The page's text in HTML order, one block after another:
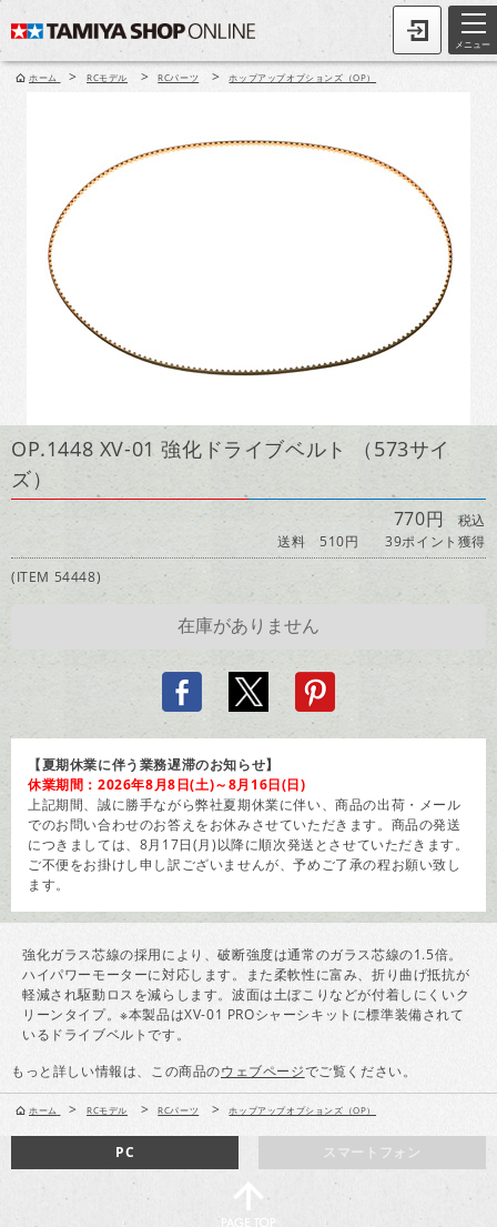
メニュー
ホーム > RCモデル > RCパーツ > ホップアップオプションズ（OP）
OP.1448 XV-01 強化ドライブベルト （573サイ
ズ）
770円税込
送料 510円
39ポイント獲得
(ITEM 54448)
【夏期休業に伴う業務遅滞のお知らせ】
休業期間：2026年8月8日(土)～8月16日(日)
上記期間、誠に勝手ながら弊社夏期休業に伴い、商品の出荷・メール
でのお問い合わせのお答えをお休みさせていただきます。商品の発送
につきましては、8月17日(月)以降に順次発送とさせていただきます。
ご不便をお掛けし申し訳ございませんが、予めご了承の程お願い致し
ます。
強化ガラス芯線の採用により、破断強度は通常のガラス芯線の1.5倍。
ハイパワーモーターに対応します。また柔軟性に富み、折り曲げ抵抗が
軽減され駆動ロスを減らします。波面は土ぼこりなどが付着しにくいク
リーンタイプ。※本製品はXV-01 PROシャーシキットに標準装備されて
いるドライブベルトです。
もっと詳しい情報は、この商品のウェブページでご覧ください。
ホーム > RCモデル > RCパーツ > ホップアップオプションズ（OP）
スマートフォン
PC